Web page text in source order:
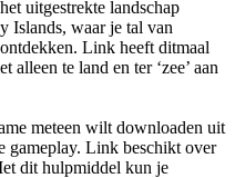
uitgestrekte landschap
Islands, waar je tal van
Link heeft ditmaal
te land en ter ‘zee’ aan
meteen wilt downloaden uit
gameplay. Link beschikt over
dit hulpmiddel kun je